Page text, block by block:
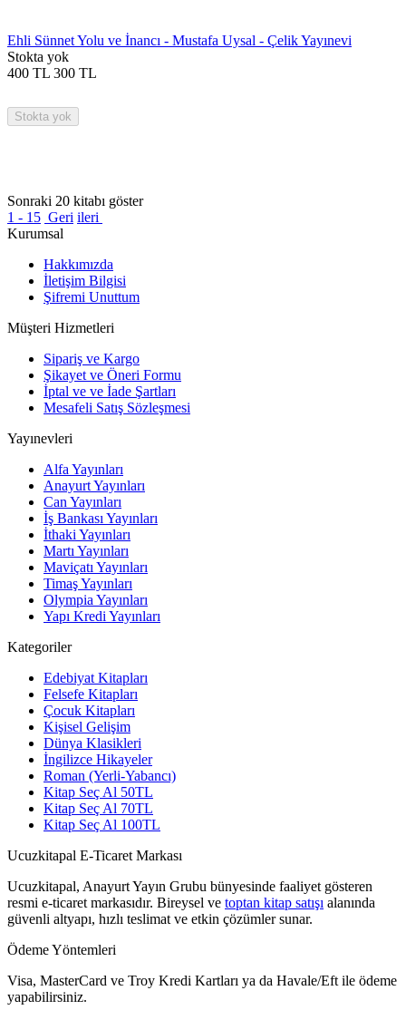
Ehli Sünnet Yolu ve İnancı - Mustafa Uysal - Çelik Yayınevi
Stokta yok
400 TL 300 TL
Stokta yok
Sonraki 20 kitabı göster
1 - 15 Geri ileri
Kurumsal
Hakkımızda
İletişim Bilgisi
Şifremi Unuttum
Müşteri Hizmetleri
Sipariş ve Kargo
Şikayet ve Öneri Formu
İptal ve ve İade Şartları
Mesafeli Satış Sözleşmesi
Yayınevleri
Alfa Yayınları
Anayurt Yayınları
Can Yayınları
İş Bankası Yayınları
İthaki Yayınları
Martı Yayınları
Maviçatı Yayınları
Timaş Yayınları
Olympia Yayınları
Yapı Kredi Yayınları
Kategoriler
Edebiyat Kitapları
Felsefe Kitapları
Çocuk Kitapları
Kişisel Gelişim
Dünya Klasikleri
İngilizce Hikayeler
Roman (Yerli-Yabancı)
Kitap Seç Al 50TL
Kitap Seç Al 70TL
Kitap Seç Al 100TL
Ucuzkitapal E-Ticaret Markası
Ucuzkitapal, Anayurt Yayın Grubu bünyesinde faaliyet gösteren
resmi e-ticaret markasıdır. Bireysel ve toptan kitap satışı alanında
güvenli altyapı, hızlı teslimat ve etkin çözümler sunar.
Ödeme Yöntemleri
Visa, MasterCard ve Troy Kredi Kartları ya da Havale/Eft ile ödeme
yapabilirsiniz.